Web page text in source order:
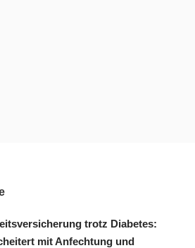
trotz Diabetes:
mit Anfechtung und